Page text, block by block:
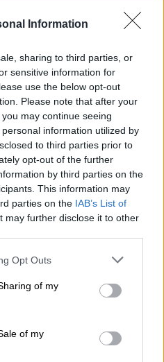
Information
sharing to third parties, or
sensitive information for
use the below opt-out
Please note that after your
may continue seeing
information utilized by
to third parties prior to
opt-out of the further
by third parties on the
This information may
parties on the IAB’s List of
may further disclose it to other
uses one or more Google
behaviour. You may click to
and its third-party tags to
purposes in below Google
Opt Outs
of my
of my
300 πολίτες σε μια
ιατρικές
300 πολίτες σε μια
ιατρικές
τέτοιο; Είναι μια
προκαλέσει
γεγονότα έχουν
σε διάφορες
μας. Αξιοσημείωτο
των 1.000
στη Ρωσία, στις 15
εκτιμώμενης